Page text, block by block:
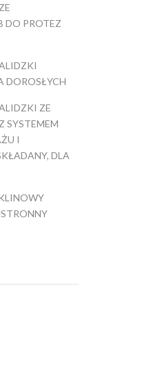
DO PROTEZ
DOROSŁYCH
ZE
SYSTEMEM
I
DLA